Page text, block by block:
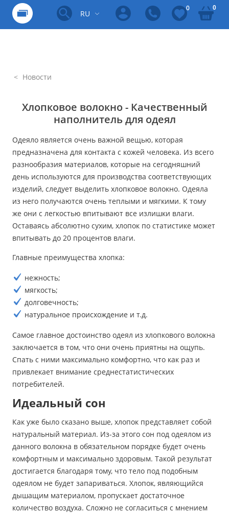
RU
0 0
Новости
Хлопковое волокно - Качественный
наполнитель для одеял
Одеяло является очень важной вещью, которая
предназначена для контакта с кожей человека. Из всего
разнообразия материалов, которые на сегодняшний
день используются для производства соответствующих
изделий, следует выделить хлопковое волокно. Одеяла
из него получаются очень теплыми и мягкими. К тому
же они с легкостью впитывают все излишки влаги.
Оставаясь абсолютно сухим, хлопок по статистике может
впитывать до 20 процентов влаги.
Главные преимущества хлопка:
нежность;
мягкость;
долговечность;
натуральное происхождение и т.д.
Самое главное достоинство одеял из хлопкового волокна
заключается в том, что они очень приятны на ощупь.
Спать с ними максимально комфортно, что как раз и
привлекает внимание среднестатистических
потребителей.
Идеальный сон
Как уже было сказано выше, хлопок представляет собой
натуральный материал. Из-за этого сон под одеялом из
данного волокна в обязательном порядке будет очень
комфортным и максимально здоровым. Такой результат
достигается благодаря тому, что тело под подобным
одеялом не будет запариваться. Хлопок, являющийся
дышащим материалом, пропускает достаточное
количество воздуха. Сложно не согласиться с мнением